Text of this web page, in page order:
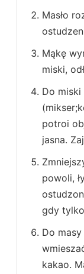
Masło
Mąkę
miski,
Do
potroi
jasna.
powoli,
gdy tylko
Do
kakao.